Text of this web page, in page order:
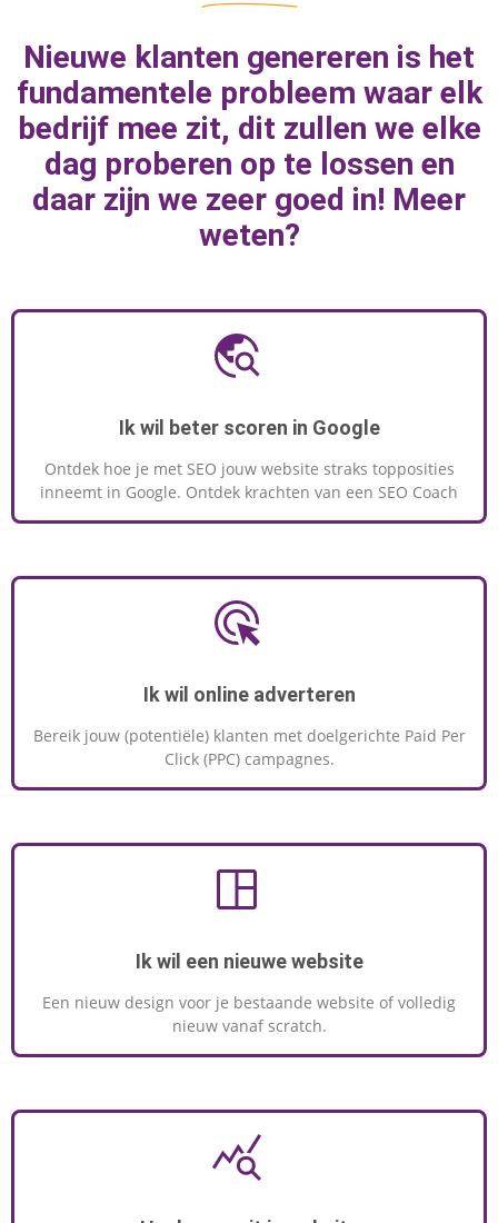
marketingknoppen te draaien om naar
geweldige resultaten toe te werken.
MEER INFORMATIE
Nieuwe klanten genereren is het
fundamentele probleem waar elk
bedrijf mee zit, dit zullen we elke
dag proberen op te lossen en
daar zijn we zeer goed in! Meer
weten?
Ik wil beter scoren in Google
Ontdek hoe je met SEO jouw website straks topposities
inneemt in Google. Ontdek krachten van een SEO Coach
Ik wil online adverteren
Bereik jouw (potentiële) klanten met doelgerichte Paid Per
Click (PPC) campagnes.
Ik wil een nieuwe website
Een nieuw design voor je bestaande website of volledig
nieuw vanaf scratch.